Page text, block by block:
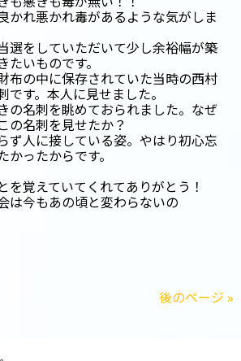
かれ悪かれ毒があるような気がしま
選をしていただいて少し余裕幅が築
たいものです。
布の中に保存されていた当時の西村
です。本人に見せました。
の名刺を眺めておられました。なぜ
の名刺を見せたか？
ず人に接している姿。やはり初心忘
かったからです。
を覚えていてくれてありがとう！
は今もあの頃と変わらないの
後のページ »